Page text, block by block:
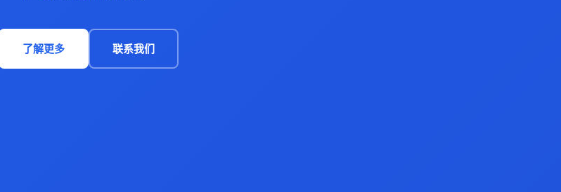
了解更多 联系我们